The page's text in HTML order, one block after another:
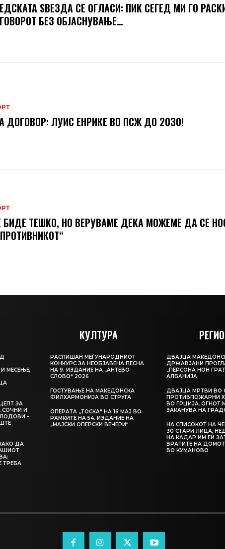
ЅВЕЗДА СЕ ОГЛАСИ: ПИК СЕГЕД МИ ГО
БЕЗ ОБЈАСНУВАЊЕ…
ДОГОВОР: ЛУИС ЕНРИКЕ ВО ПСЖ ДО 2030!
БИДЕ ТЕШКО, НО ВЕРУВАМЕ ДЕКА МОЖЕМЕ ДA СЕ
МЕСЕЊЕ,
ЗА
СОЧНИ И
–
ДА
ТРЕБА
КУЛТУРА
РАСПИШАН МЕЃУНАРОДНИОТ
КОНКУРС ЗА НЕОБЈАВЕНА ПЕСНА
НА 9. ИЗДАНИЕ НА „АНТЕВО
СЛОВО“ 2026
ГОСТУВАЊЕ НА МАКЕДОНСКА
ФИЛХАРМОНИЈА ВО СТРУГА
ОПЕРАТА „ТОСКА“ НА 16 МАЈ ВО
РАМКИТЕ НА 54. ИЗДАНИЕ НА
„МАЈСКИ ОПЕРСКИ ВЕЧЕРИ“
ДВАЈЦА
ДРЖАВЈАНИ
„ПЕРСОНА НОН
АЛБАНИЈА
ДВАЈЦА МРТВИ ВО
ПРОТИВПОЖАРНИ
ВО ГРЦИЈА, ОГНОТ
ЗАКАНУВА НА
НА СПИСОКОТ НА
30 СТАРИ ЛИЦА,
НА КАДАР ИМ ГИ
ВРАТИТЕ НА
ВО КУМАНОВО